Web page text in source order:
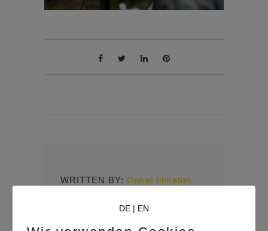
WRITTEN BY: Onkel filmaton
DE| EN